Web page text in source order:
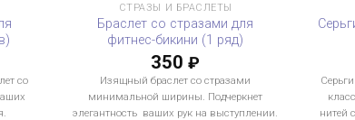
со
СТРАЗЫ И БРАСЛЕТЫ
Браслет со стразами для
фитнес-бикини (1 ряд)
350₽
Изящный браслет со стразами
минимальной ширины. Подчеркнет
элегантность ваших рук на выступлении.
нитей